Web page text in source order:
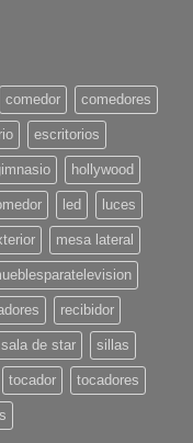
comedor comedores
escritorios
hollywood
led luces
mesa lateral
recibidor
sala de star sillas
tocador tocadores